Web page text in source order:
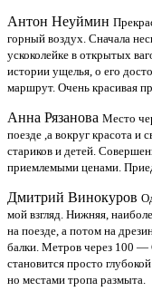
Антон Неуймин
горный воздух. Сначала
ускоколейке в открытых
истории ущелья, о его
маршрут. Очень красивая
Анна Рязанова Место
поезде ,а вокруг красота и
стариков и детей.
приемлемыми ценами.
Дмитрий Винокуров
мой взгляд. Нижняя,
на поезде, а потом на
балки. Метров через 100 —
становится просто
но местами тропа размыта.